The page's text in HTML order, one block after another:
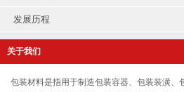
发展历程
关于我们
包装材料是指用于制造包装容器、包装装潢、